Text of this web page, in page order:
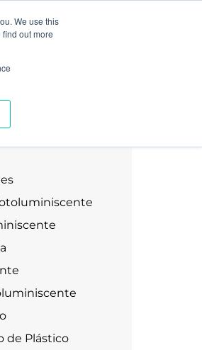
We use this
out more
de Plástico